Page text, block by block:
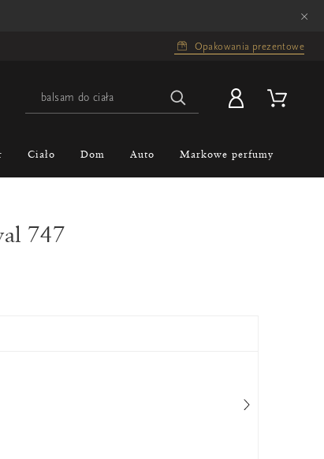
×
Opakowania prezentowe
Ciało Dom Auto Markowe perfumy
747